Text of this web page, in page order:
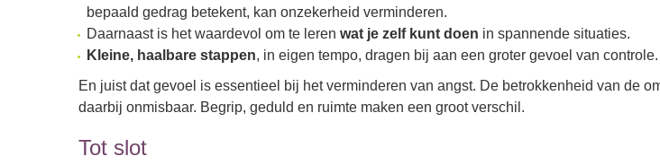
bepaald gedrag betekent, kan onzekerheid verminderen.
Daarnaast is het waardevol om te leren wat je zelf kunt doen in spannende situaties.
Kleine, haalbare stappen, in eigen tempo, dragen bij aan een groter gevoel van controle.
En juist dat gevoel is essentieel bij het verminderen van angst. De betrokkenheid van de
daarbij onmisbaar. Begrip, geduld en ruimte maken een groot verschil.
Tot slot